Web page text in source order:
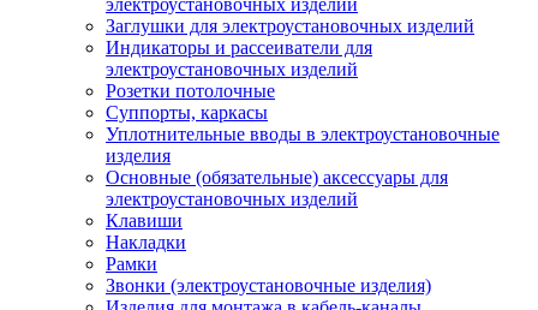
электроустановочных изделий
Заглушки для электроустановочных изделий
Индикаторы и рассеиватели для
электроустановочных изделий
Розетки потолочные
Суппорты, каркасы
Уплотнительные вводы в электроустановочные
изделия
Основные (обязательные) аксессуары для
электроустановочных изделий
Клавиши
Накладки
Рамки
Звонки (электроустановочные изделия)